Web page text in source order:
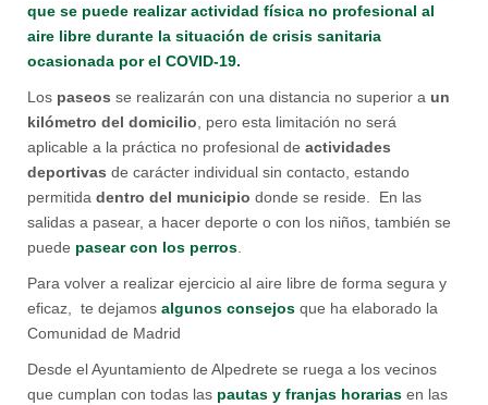
que se puede realizar actividad física no profesional al
aire libre durante la situación de crisis sanitaria
ocasionada por el COVID-19.
Los paseos se realizarán con una distancia no superior a un
kilómetro del domicilio , pero esta limitación no será
aplicable a la práctica no profesional de actividades
deportivas de carácter individual sin contacto, estando
permitida dentro del municipio donde se reside. En las
salidas a pasear, a hacer deporte o con los niños, también se
puede pasear con los perros
Para volver a realizar ejercicio al aire libre de forma segura y
eficaz, te dejamos algunos consejos que ha elaborado la
Comunidad de Madrid
Desde el Ayuntamiento de Alpedrete se ruega a los vecinos
que cumplan con todas las pautas y franjas horarias en las